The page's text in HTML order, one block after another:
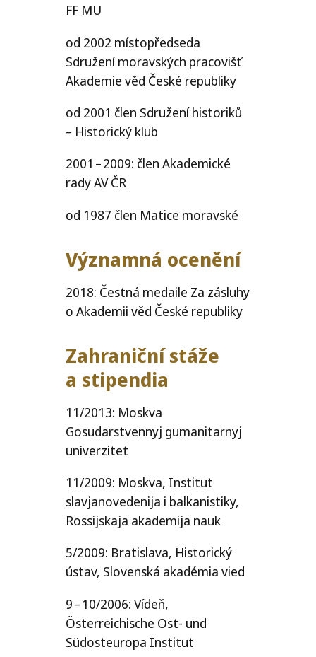
FF MU
od 2002 místopředseda
Sdružení moravských pracovišť
Akademie věd České republiky
od 2001 člen Sdružení historiků
– Historický klub
2001 – 2009: člen Akademické
radyAVČR
od 1987 člen Matice moravské
Významná ocenění
2018: Čestná medaile Za zásluhy
o Akademii věd České republiky
Zahraniční stáže
a stipendia
11/​2013: Moskva
Gosudarstvennyj gumanitarnyj
univerzitet
11/​2009: Moskva, Institut
slavjanovedenija i balkanistiky,
Rossijskaja akademija nauk
5/​2009: Bratislava, Historický
ústav, Slovenská akadémia vied
9 – 10/​2006: Vídeň,
Österreichische Ost- und
Südosteuropa Institut